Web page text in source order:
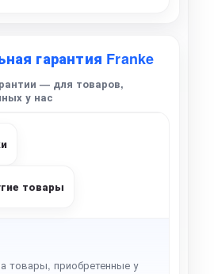
гарантия Franke
— для товаров,
у нас
товары
товары, приобретенные у